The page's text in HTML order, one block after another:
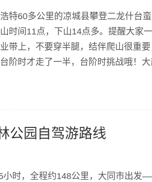
特60多公里的凉城县攀登二龙什台
时间11点，下山14点多。提醒大家
带上，不要穿半腿，结伴爬山很重
阶时才走了一半，台阶时挑战哦！
公园自驾游路线
小时，全程约148公里，大同市